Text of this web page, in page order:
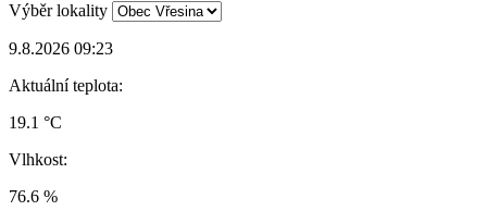
Výběr lokality
9.8.2026 09:23
Aktuální teplota:
19.1 °C
Vlhkost:
76.6 %